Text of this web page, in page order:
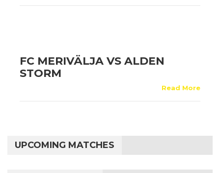
FC MERIVÄLJA VS ALDEN
STORM
Read More
UPCOMING MATCHES